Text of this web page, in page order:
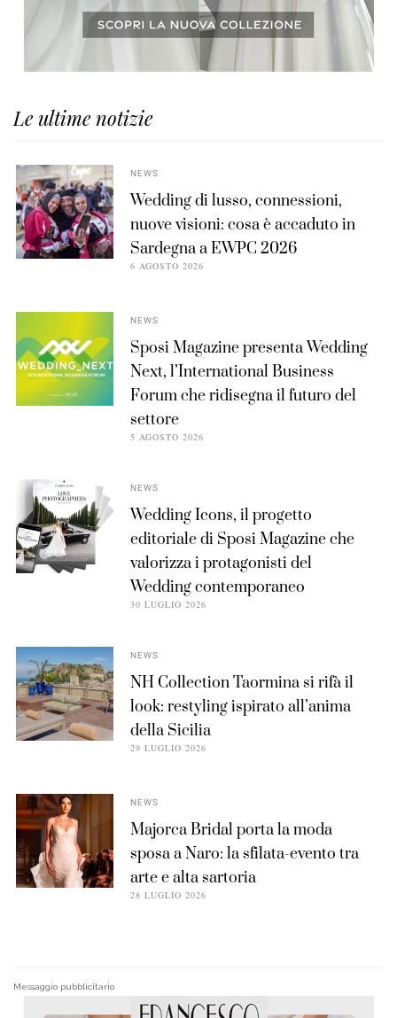
Le ultime notizie
NEWS
Wedding di lusso, connessioni,
nuove visioni: cosa è accaduto in
Sardegna a EWPC 2026
6 AGOSTO 2026
NEWS
Sposi Magazine presenta Wedding
Next, l’International Business
Forum che ridisegna il futuro del
settore
5 AGOSTO 2026
NEWS
Wedding Icons, il progetto
editoriale di Sposi Magazine che
valorizza i protagonisti del
Wedding contemporaneo
30 LUGLIO 2026
NEWS
NH Collection Taormina si rifà il
look: restyling ispirato all’anima
della Sicilia
29 LUGLIO 2026
NEWS
Majorca Bridal porta la moda
sposa a Naro: la sfilata-evento tra
arte e alta sartoria
28 LUGLIO 2026
Messaggio pubblicitario